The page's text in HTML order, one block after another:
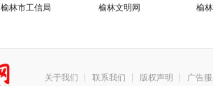
榆林市工信局 榆林文明网 榆
关于我们 联系我们 版权声明 广告